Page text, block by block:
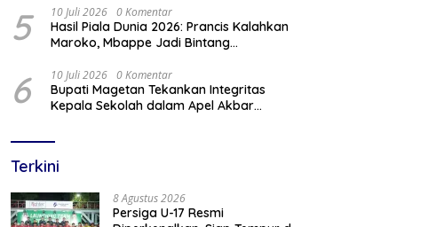
5 10 Juli 2026 0 Komentar
Hasil Piala Dunia 2026: Prancis Kalahkan
Maroko, Mbappe Jadi Bintang
6 10 Juli 2026 0 Komentar
Bupati Magetan Tekankan Integritas
Kepala Sekolah dalam Apel Akbar
Terkini
8 Agustus 2026
Persiga U-17 Resmi